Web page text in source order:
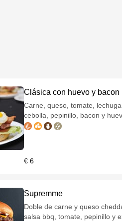
Clásica con huevo y bacon
Carne, queso, tomate, lechuga,
cebolla, pepinillo, bacon y
plancha.
€ 6
Supremme
Doble de carne y queso
salsa bbq, tomate, pepinillo y